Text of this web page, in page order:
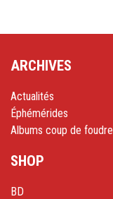
ARCHIVES
Actualités
Éphémérides
Albums coup de foudre
SHOP
BD